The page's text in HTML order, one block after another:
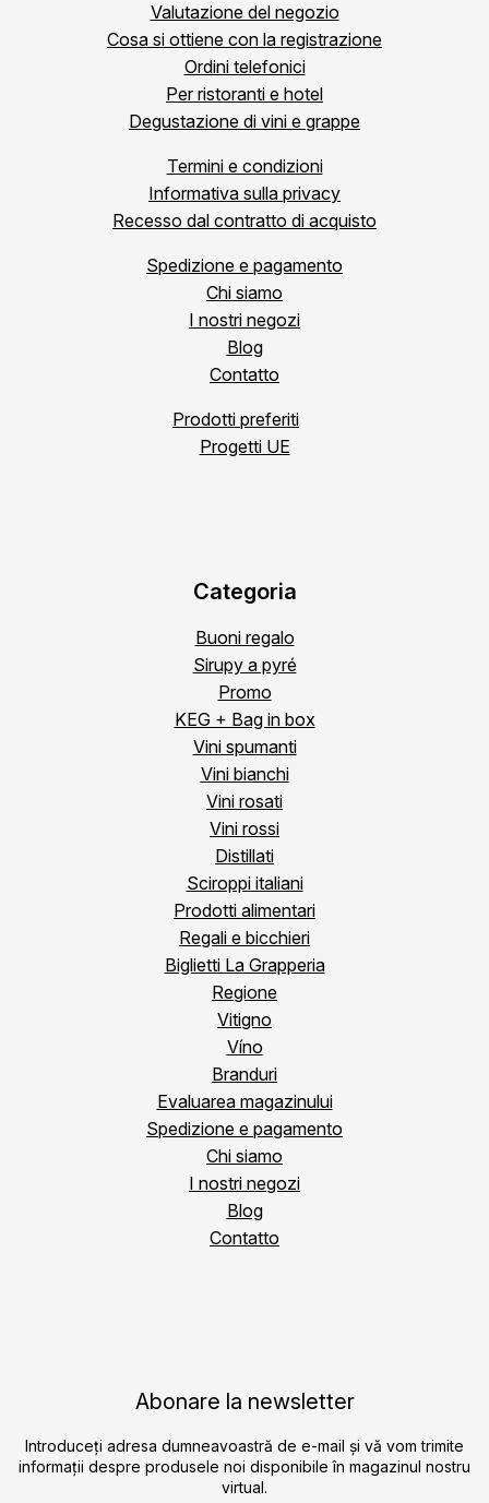
Valutazione del negozio
Cosa si ottiene con la registrazione
Ordini telefonici
Per ristoranti e hotel
Degustazione di vini e grappe
Termini e condizioni
Informativa sulla privacy
Recesso dal contratto di acquisto
Spedizione e pagamento
Chi siamo
I nostri negozi
Blog
Contatto
Prodotti preferiti
Progetti UE
Categoria
Buoni regalo
Sirupy a pyré
Promo
KEG + Bag in box
Vini spumanti
Vini bianchi
Vini rosati
Vini rossi
Distillati
Sciroppi italiani
Prodotti alimentari
Regali e bicchieri
Biglietti La Grapperia
Regione
Vitigno
Víno
Branduri
Evaluarea magazinului
Spedizione e pagamento
Chi siamo
I nostri negozi
Blog
Contatto
Abonare la newsletter
Introduceţi adresa dumneavoastră de e-mail şi vă vom trimite
informaţii despre produsele noi disponibile în magazinul nostru
virtual.